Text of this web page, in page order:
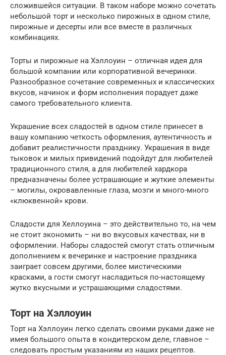
сложившейся ситуации. В таком наборе можно сочетать
небольшой торт и несколько пирожных в одном стиле,
пирожные и десерты или все вместе в различных
комбинациях.
Торты и пирожные на Хэллоуин – отличная идея для
большой компании или корпоративной вечеринки.
Разнообразное сочетание современных и классических
вкусов, начинок и форм исполнения порадует даже
самого требовательного клиента.
Украшение всех сладостей в одном стиле принесет в
вашу компанию четкость оформления, аутентичность и
добавит реалистичности празднику. Украшения в виде
тыковок и милых привидений подойдут для любителей
традиционного стиля, а для любителей хардкора
предназначены более устрашающие и жуткие элементы
– могилы, окровавленные глаза, мозги и много-много
«клюквенной» крови.
Сладости для Хеллоуина – это действительно то, на чем
не стоит экономить – ни во вкусовых качествах, ни в
оформлении. Наборы сладостей смогут стать отличным
дополнением к вечеринке и настроение праздника
заиграет совсем другими, более мистическими
красками, а гости смогут насладиться по-настоящему
жутко вкусными и устрашающими сладостями.
Торт на Хэллоуин
Торт на Хэллоуин легко сделать своими руками даже не
имея большого опыта в кондитерском деле, главное –
следовать простым указаниям из наших рецептов.